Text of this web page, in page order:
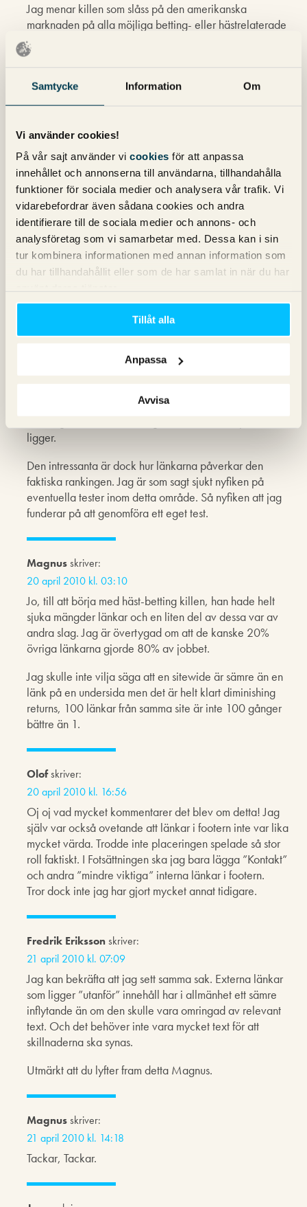
Samtycke Information Om
Vi använder cookies!
På vår sajt använder vi cookies för att anpassa
innehållet och annonserna till användarna, tillhandahålla
funktioner för sociala medier och analysera vår trafik. Vi
vidarebefordrar även sådana cookies och andra
identifierare till de sociala medier och annons- och
analysföretag som vi samarbetar med. Dessa kan i sin
tur kombinera informationen med annan information som
du har tillhandahållit eller som de har samlat in när du har
Tillåt alla
Anpassa
Avvisa
Jag menar killen som slåss på den amerikanska
marknaden på alla möjliga betting- eller hästrelaterade
sökord.
Det jag mest skulle vilja veta dock är om en sitewide
footerlänk verkligen är sämre än en länk i en enskild
som visas mer än en gång på en sajt riskerar att var
*mindre* värd än en länk som visas en enda gång. Vet
du något som pekar på det? Jag är sjukt nyfiken.
Jag har själv sett footerlänkar ge både ok resultat och
dåliga resultat i olika fall.
Davidskriver:
20 april 2010 kl. 02:40
Kan även tillägga här att jag har sett länkar i artiklar ge
oväntat bra resultat på en domän som bara hade några få
länkar till sig, alltså från länkar mitt inne i artiklar. Sajten
som länkarna pekade till fick ett oväntat högt PageRank-
värde men termen den konkurrerar på är för
konkurrensutsatt för att sidan skulle kunna ranka bra bara
med det som Matt Cutts påstår i videon – nämligen att
ligger.
Den intressanta är dock hur länkarna påverkar den
faktiska rankingen. Jag är som sagt sjukt nyfiken på
eventuella tester inom detta område. Så nyfiken att jag
funderar på att genomföra ett eget test.
Magnusskriver:
20 april 2010 kl. 03:10
Jo, till att börja med häst-betting killen, han hade helt
sjuka mängder länkar och en liten del av dessa var av
andra slag. Jag är övertygad om att de kanske 20%
övriga länkarna gjorde 80% av jobbet.
Jag skulle inte vilja säga att en sitewide är sämre än en
länk på en undersida men det är helt klart diminishing
returns, 100 länkar från samma site är inte 100 gånger
bättre än 1.
Olofskriver:
20 april 2010 kl. 16:56
Oj oj vad mycket kommentarer det blev om detta! Jag
själv var också ovetande att länkar i footern inte var lika
mycket värda. Trodde inte placeringen spelade så stor
roll faktiskt. I Fotsättningen ska jag bara lägga ”Kontakt”
och andra ”mindre viktiga” interna länkar i footern.
Tror dock inte jag har gjort mycket annat tidigare.
Fredrik Erikssonskriver:
21 april 2010 kl. 07:09
Jag kan bekräfta att jag sett samma sak. Externa länkar
som ligger ”utanför” innehåll har i allmänhet ett sämre
inflytande än om den skulle vara omringad av relevant
text. Och det behöver inte vara mycket text för att
skillnaderna ska synas.
Utmärkt att du lyfter fram detta Magnus.
Magnusskriver:
21 april 2010 kl. 14:18
Tackar, Tackar.